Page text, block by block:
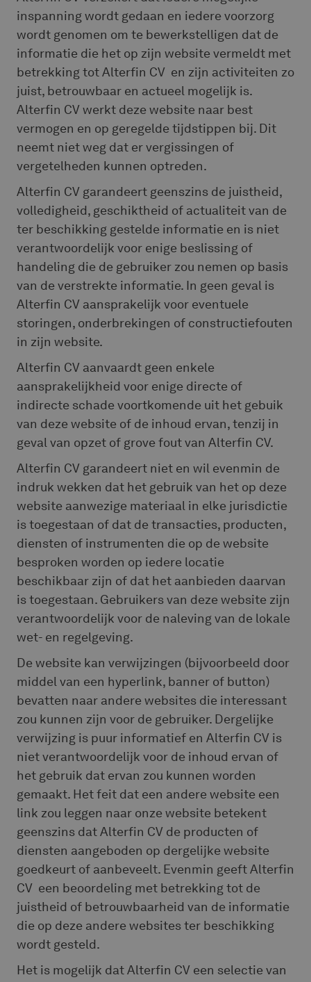
inspanning wordt gedaan en iedere voorzorg
wordt genomen om te bewerkstelligen dat de
informatie die het op zijn website vermeldt met
betrekking tot Alterfin CV en zijn activiteiten zo
juist, betrouwbaar en actueel mogelijk is.
Alterfin CV werkt deze website naar best
vermogen en op geregelde tijdstippen bij. Dit
neemt niet weg dat er vergissingen of
vergetelheden kunnen optreden.
Alterfin CV garandeert geenszins de juistheid,
volledigheid, geschiktheid of actualiteit van de
ter beschikking gestelde informatie en is niet
verantwoordelijk voor enige beslissing of
handeling die de gebruiker zou nemen op basis
van de verstrekte informatie. In geen geval is
Alterfin CV aansprakelijk voor eventuele
storingen, onderbrekingen of constructiefouten
in zijn website.
Alterfin CV aanvaardt geen enkele
aansprakelijkheid voor enige directe of
indirecte schade voortkomende uit het gebuik
van deze website of de inhoud ervan, tenzij in
geval van opzet of grove fout van Alterfin CV.
Alterfin CV garandeert niet en wil evenmin de
indruk wekken dat het gebruik van het op deze
website aanwezige materiaal in elke jurisdictie
is toegestaan of dat de transacties, producten,
diensten of instrumenten die op de website
besproken worden op iedere locatie
beschikbaar zijn of dat het aanbieden daarvan
is toegestaan. Gebruikers van deze website zijn
verantwoordelijk voor de naleving van de lokale
wet- en regelgeving.
De website kan verwijzingen (bijvoorbeeld door
middel van een hyperlink, banner of button)
bevatten naar andere websites die interessant
zou kunnen zijn voor de gebruiker. Dergelijke
verwijzing is puur informatief en Alterfin CV is
niet verantwoordelijk voor de inhoud ervan of
het gebruik dat ervan zou kunnen worden
gemaakt. Het feit dat een andere website een
link zou leggen naar onze website betekent
geenszins dat Alterfin CV de producten of
diensten aangeboden op dergelijke website
goedkeurt of aanbeveelt. Evenmin geeft Alterfin
CV een beoordeling met betrekking tot de
juistheid of betrouwbaarheid van de informatie
die op deze andere websites ter beschikking
wordt gesteld.
Het is mogelijk dat Alterfin CV een selectie van